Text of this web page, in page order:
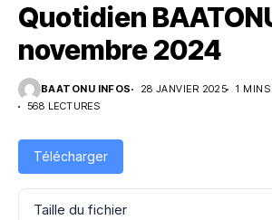
Quotidien
novembre 2024
BAATONU INFOS 28 JANVIER 2025
1 MINS
568 LECTURES
Télécharger
Taille du fichier